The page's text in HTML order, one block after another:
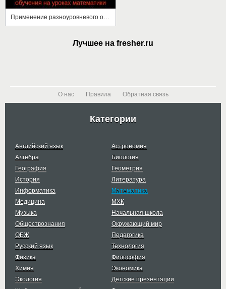
Лучшее на fresher.ru
О нас Правила Обратная связь
Категории
Английский язык
Астрономия
Алгебра
Биология
География
Геометрия
История
Литература
Информатика
Математика
Медицина
МХК
Музыка
Начальная школа
Обществознания
Окружающий мир
ОБЖ
Педагогика
Русский язык
Технология
Физика
Философия
Химия
Экономика
Экология
Детские презентации